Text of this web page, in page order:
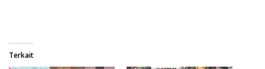
Terkait